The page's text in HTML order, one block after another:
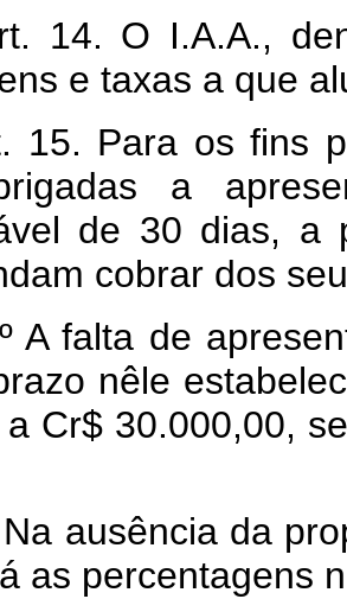
14. O I.A.A.,
e taxas a que
15. Para os fins
a
de 30 dias, a
cobrar dos
de
nêle
Cr$ 30.000,00,
da
as percentagens